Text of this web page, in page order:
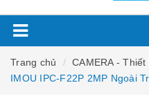
Trang chủ CAMERA - Thiết
IMOU IPC-F22P 2MP Ngoài